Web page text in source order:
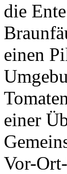
die
einen
einer
Vor-